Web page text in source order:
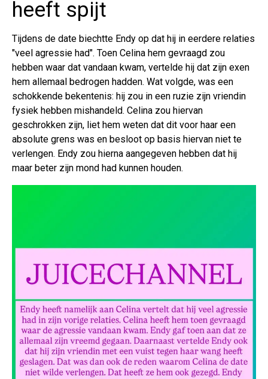
heeft spijt
Tijdens de date biechtte Endy op dat hij in eerdere relaties
"veel agressie had". Toen Celina hem gevraagd zou
hebben waar dat vandaan kwam, vertelde hij dat zijn exen
hem allemaal bedrogen hadden. Wat volgde, was een
schokkende bekentenis: hij zou in een ruzie zijn vriendin
fysiek hebben mishandeld. Celina zou hiervan
geschrokken zijn, liet hem weten dat dit voor haar een
absolute grens was en besloot op basis hiervan niet te
verlengen. Endy zou hierna aangegeven hebben dat hij
maar beter zijn mond had kunnen houden.